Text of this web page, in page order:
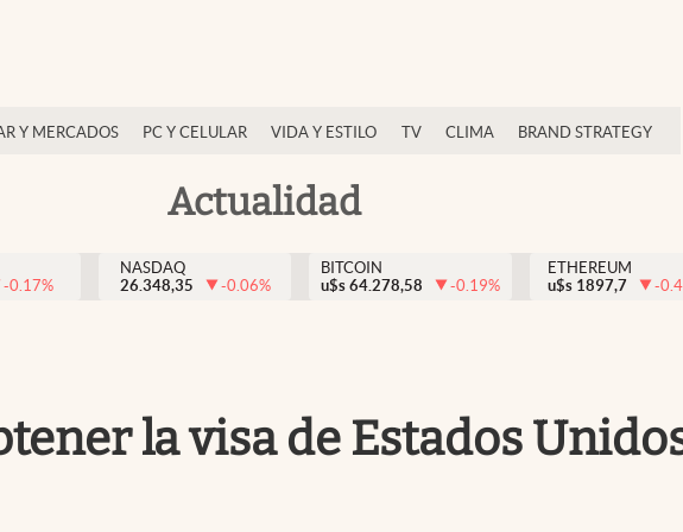
Y MERCADOS PC Y CELULAR VIDA Y ESTILO TV CLIMA BRAND STRATEGY
Actualidad
-0.17%
NASDAQ
26.348,35
-0.06%
BITCOIN
u$s 64.278,58 -0.19%
ETHEREUM
u$s 1897,7 -
la visa de Estados